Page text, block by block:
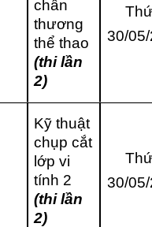
chấn
thương
thể thao
(thi lần
2)
30/
Kỹ thuật
chụp cắt
lớp vi
tính 2
(thi lần
2)
30/